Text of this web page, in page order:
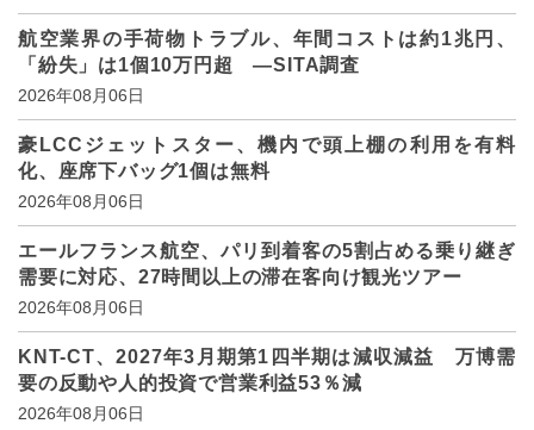
航空業界の手荷物トラブル、年間コストは約1兆円、
「紛失」は1個10万円超 ―SITA調査
2026年08月06日
豪LCCジェットスター、機内で頭上棚の利用を有料
化、座席下バッグ1個は無料
2026年08月06日
エールフランス航空、パリ到着客の5割占める乗り継ぎ
需要に対応、27時間以上の滞在客向け観光ツアー
2026年08月06日
KNT-CT、2027年3月期第1四半期は減収減益 万博需
要の反動や人的投資で営業利益53％減
2026年08月06日